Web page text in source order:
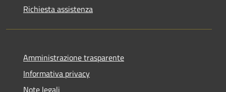
Richiesta assistenza
Amministrazione trasparente
Informativa privacy